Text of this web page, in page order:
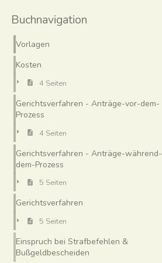
Buchnavigation
Vorlagen
Kosten
4 Seiten
Gerichtsverfahren - Anträge-vor-dem-
Prozess
4 Seiten
Gerichtsverfahren - Anträge-während-
dem-Prozess
5 Seiten
Gerichtsverfahren
5 Seiten
Einspruch bei Strafbefehlen &
Bußgeldbescheiden